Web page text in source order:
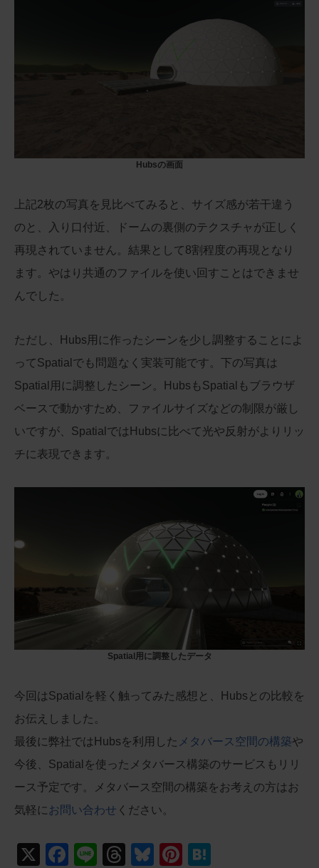
Hubsの画面
上記2枚の写真を見比べてみると、サイズ感が若干違う
のと、入り口付近、ドームの裏側のテクスチャが正しく
再現されていません。結果として8割程度の再現となり
ます。やはり共通のファイルを使い回すことはできませ
んでした。
ただし、Hubs用に作ったシーンを少し調整することによ
ってSpatialでも問題なく実装可能です。下の写真は
Spatial用に調整したシーン。HubsもSpatialもブラウザ
ベースで動かすため、ファイルサイズなどの制限が厳し
いですが、SpatialではHubsに比べて光や反射がよりリッ
チに表現できます。
Spatial用に調整したデータ
今回はSpatialを軽く触ってみた感想と、Hubsとの比較を
お伝えしました。
最後に弊社ではHubsを利用した メタバース空間の構築や
今後、Spatialを使ったメタバース構築のサービスもリリ
ース予定です。メタバース空間の構築をお考えの方はお
気軽にお問い合わせ ください。
X
F
Li
T
Bl
Pi